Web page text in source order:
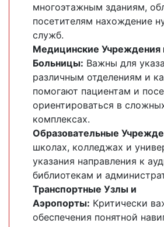
многоэтажным зданиям,
посетителям нахождение
служб.
Медицинские Учреждения
Больницы: Важны для
различным отделениям и
помогают пациентам и
ориентироваться в
комплексах.
Образовательные
школах, колледжах и
указания направления к
библиотекам и
Транспортные Узлы и
Аэропорты: Критически
обеспечения понятной